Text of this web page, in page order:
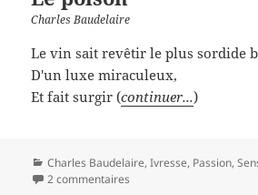
Charles Baudelaire
Le vin sait revêtir le plus sordide
D'un luxe miraculeux,
Et fait surgir (continuer...)
Catégories
Charles Baudelaire,Ivresse, Passion,
2 commentaires